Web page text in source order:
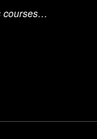
courses…